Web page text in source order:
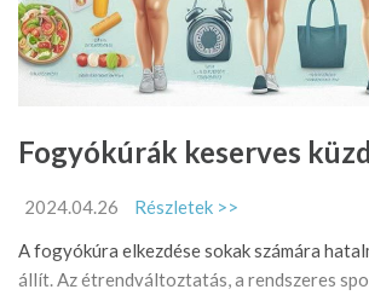
Fogyókúrák keserves
2024.04.26
Részletek >>
A fogyókúra elkezdése sokak számára
állít. Az étrendváltoztatás, a rendszeres